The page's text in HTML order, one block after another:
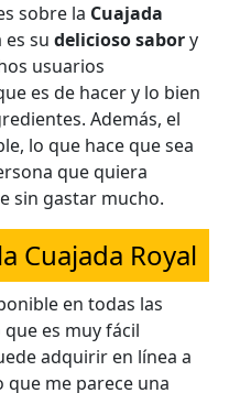
sobre la Cuajada
es su delicioso sabory
usuarios
es de hacer y lo bien
Además, el
lo que hace que sea
que quiera
sin gastar mucho.
Cuajada Royal
en todas las
que es muy fácil
adquirir en línea a
que me parece una